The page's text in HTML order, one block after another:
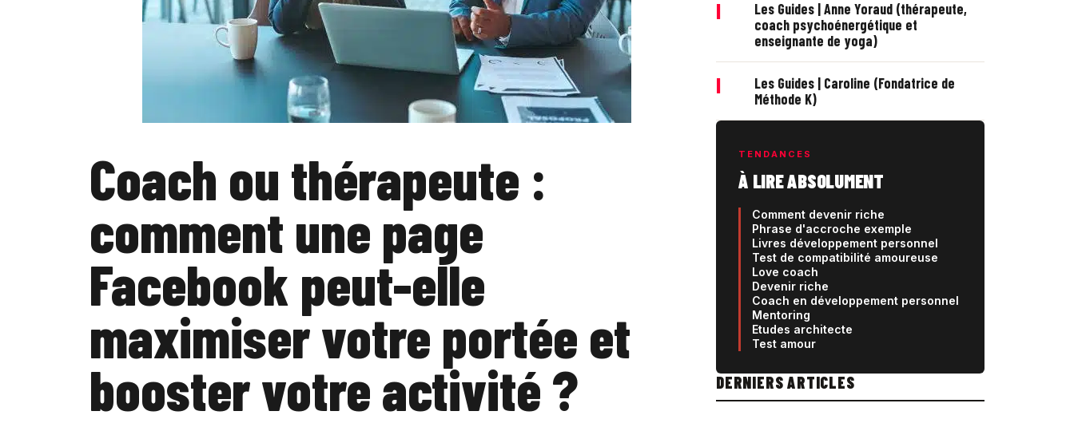
Coach ou thérapeute :
comment une page
Facebook peut-elle
maximiser votre portée et
booster votre activité ?
|
Les Guides | Anne Yoraud (thérapeute,
coach psychoénergétique et
enseignante de yoga)
|
Les Guides | Caroline (Fondatrice de
Méthode K)
TENDANCES
À LIRE ABSOLUMENT
Comment devenir riche
Phrase d'accroche exemple
Livres développement personnel
Test de compatibilité amoureuse
Love coach
Devenir riche
Coach en développement personnel
Mentoring
Etudes architecte
Test amour
DERNIERS ARTICLES